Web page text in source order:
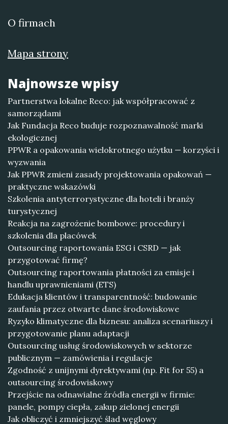
O firmach
Mapa strony
Najnowsze wpisy
Partnerstwa lokalne Reco: jak współpracować z
samorządami
Jak Fundacja Reco buduje rozpoznawalność marki
ekologicznej
PPWR a opakowania wielokrotnego użytku — korzyści i
wyzwania
Jak PPWR zmieni zasady projektowania opakowań —
praktyczne wskazówki
Szkolenia antyterrorystyczne dla hoteli i branży
turystycznej
Reakcja na zagrożenie bombowe: procedury i
szkolenia dla placówek
Outsourcing raportowania ESG i CSRD — jak
przygotować firmę?
Outsourcing raportowania płatności za emisje i
handlu uprawnieniami (ETS)
Edukacja klientów i transparentność: budowanie
zaufania przez otwarte dane środowiskowe
Ryzyko klimatyczne dla biznesu: analiza scenariuszy i
przygotowanie planu adaptacji
Outsourcing usług środowiskowych w sektorze
publicznym — zamówienia i regulacje
Zgodność z unijnymi dyrektywami (np. Fit for 55) a
outsourcing środowiskowy
Przejście na odnawialne źródła energii w firmie:
panele, pompy ciepła, zakup zielonej energii
Jak obliczyć i zmniejszyć ślad węglowy